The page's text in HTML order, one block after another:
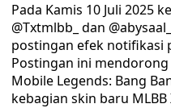
Pada Kamis 10 Juli 2025
@Txtmlbb_ dan
postingan efek notifikasi
Postingan ini
Mobile Legends: Bang
kebagian skin baru MLBB